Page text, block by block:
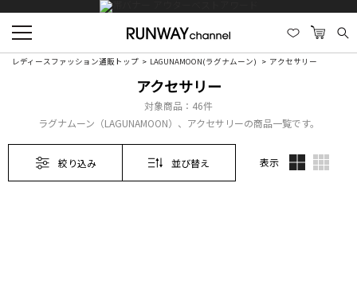
レディースファッション通販トップ LAGUNAMOON(ラグナムーン) アクセサリー
アクセサリー
対象商品： 46件
ラグナムーン（LAGUNAMOON）、アクセサリーの商品一覧です。
絞り込み 並び替え 表示